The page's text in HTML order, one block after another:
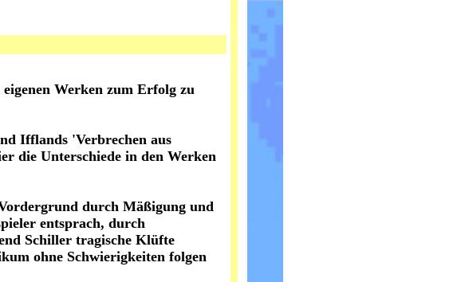
Werken zum Erfolg zu
Ifflands 'Verbrechen aus
die Unterschiede in den Werken
durch Mäßigung und
entsprach, durch
Schiller tragische Klüfte
ohne Schwierigkeiten folgen